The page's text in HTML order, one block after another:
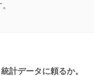
計データに頼るか。